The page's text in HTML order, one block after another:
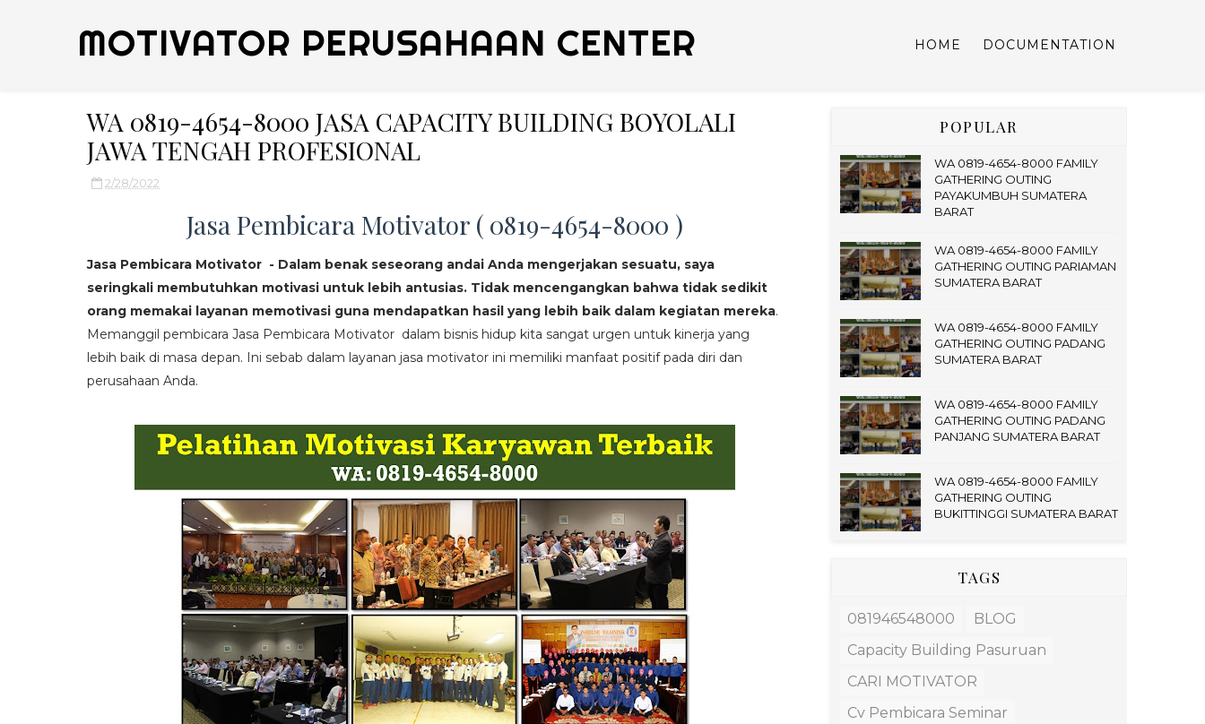
MOTIVATOR PERUSAHAAN CENTER HOME DOCUMENTATION
WA 0819-4654-8000 JASA CAPACITY BUILDING BOYOLALI
JAWA TENGAH PROFESIONAL
2/28/2022
Jasa Pembicara Motivator ( 0819-4654-8000 )
Jasa Pembicara Motivator - Dalam benak seseorang andai Anda mengerjakan sesuatu, saya
seringkali membutuhkan motivasi untuk lebih antusias. Tidak mencengangkan bahwa tidak sedikit
orang memakai layanan memotivasi guna mendapatkan hasil yang lebih baik dalam kegiatan mereka.
Memanggil pembicara Jasa Pembicara Motivator dalam bisnis hidup kita sangat urgen untuk kinerja yang
lebih baik di masa depan. Ini sebab dalam layanan jasa motivator ini memiliki manfaat positif pada diri dan
perusahaan Anda.
POPULAR
WA 0819-4654-8000 FAMILY
GATHERING OUTING
PAYAKUMBUH SUMATERA
BARAT
WA 0819-4654-8000 FAMILY
GATHERING OUTING PARIAMAN
SUMATERA BARAT
WA 0819-4654-8000 FAMILY
GATHERING OUTING PADANG
SUMATERA BARAT
WA 0819-4654-8000 FAMILY
GATHERING OUTING PADANG
PANJANG SUMATERA BARAT
WA 0819-4654-8000 FAMILY
GATHERING OUTING
BUKITTINGGI SUMATERA BARAT
TAGS
081946548000
BLOG
Capacity Building Pasuruan
CARI MOTIVATOR
Cv Pembicara Seminar